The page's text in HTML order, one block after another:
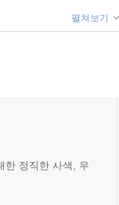
펼쳐보기
한 정직한 사색, 우